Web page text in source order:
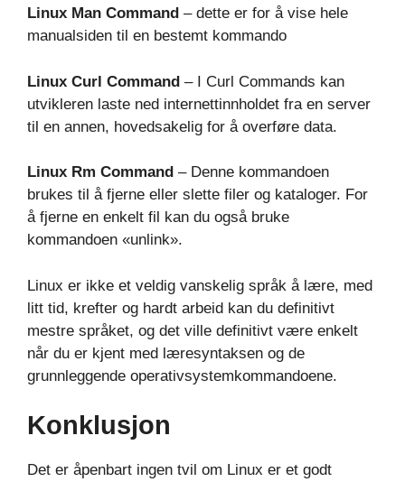
Linux Man Command – dette er for å vise hele
manualsiden til en bestemt kommando
Linux Curl Command – I Curl Commands kan
utvikleren laste ned internettinnholdet fra en server
til en annen, hovedsakelig for å overføre data.
Linux Rm Command – Denne kommandoen
brukes til å fjerne eller slette filer og kataloger. For
å fjerne en enkelt fil kan du også bruke
kommandoen «unlink».
Linux er ikke et veldig vanskelig språk å lære, med
litt tid, krefter og hardt arbeid kan du definitivt
mestre språket, og det ville definitivt være enkelt
når du er kjent med læresyntaksen og de
grunnleggende operativsystemkommandoene.
Konklusjon
Det er åpenbart ingen tvil om Linux er et godt